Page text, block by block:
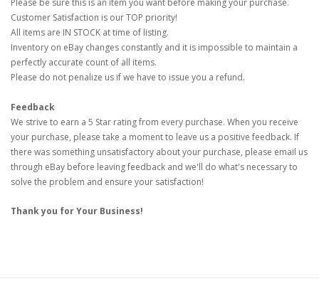
Please be sure this is an item you want before making your purchase.
Customer Satisfaction is our TOP priority!
All items are IN STOCK at time of listing.
Inventory on eBay changes constantly and it is impossible to maintain a
perfectly accurate count of all items.
Please do not penalize us if we have to issue you a refund.
Feedback
We strive to earn a 5 Star rating from every purchase. When you receive
your purchase, please take a moment to leave us a positive feedback. If
there was something unsatisfactory about your purchase, please email us
through eBay before leaving feedback and we'll do what's necessary to
solve the problem and ensure your satisfaction!
Thank you for Your Business!